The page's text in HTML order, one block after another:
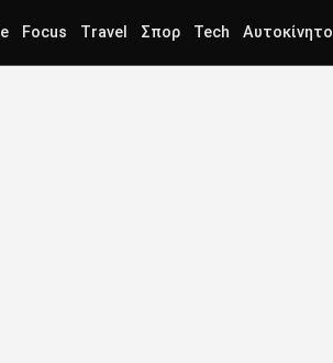
Focus Travel Σπορ Tech Αυτοκίνητο